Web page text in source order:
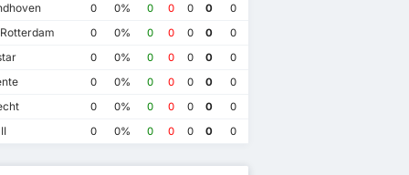
Feyenoord Rotterdam
SC Heerenveen
0 0% 0 0 0 0 0
0 0% 0 0 0 0 0
0 0% 0 0 0 0 0
0 0% 0 0 0 0 0
0 0% 0 0 0 0 0
0 0% 0 0 0 0 0